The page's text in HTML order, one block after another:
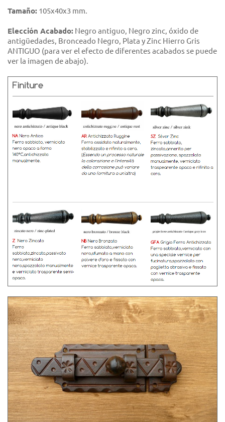
Tamaño: 105x40x3 mm.
Elección Acabado: Negro antiguo, Negro zinc, óxido de
antigüedades, Bronceado Negro, Plata y Zinc Hierro Gris
ANTIGUO (para ver el efecto de diferentes acabados se puede
ver la imagen de abajo).